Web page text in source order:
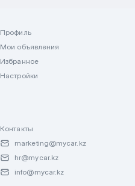
Профиль
Мои объявления
Избранное
Настройки
Контакты
marketing@mycar.kz
hr@mycar.kz
info@mycar.kz